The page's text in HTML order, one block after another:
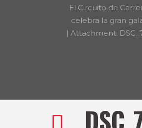
El Circuito de
celebra la gran
Attachment: